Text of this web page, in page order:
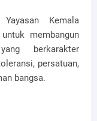
Kemala
membangun
berkarakter
persatuan,
bangsa.